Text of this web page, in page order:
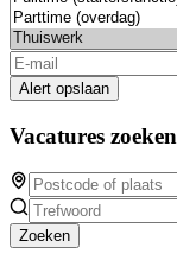
Alert opslaan
Vacatures zoeken
Zoeken